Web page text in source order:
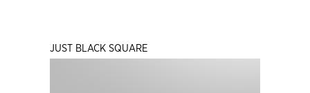
JUST BLACK SQUARE